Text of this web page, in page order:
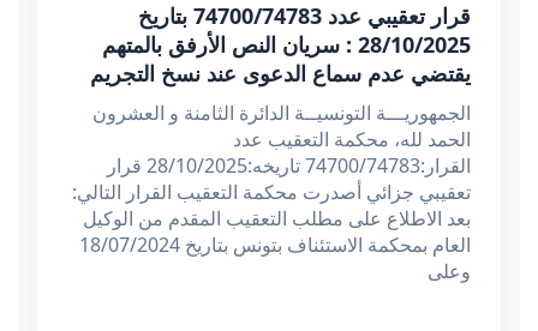
قرار تعقيبي عدد 74700/74783 بتاريخ
28/10/2025 : سريان النص الأرفق بالمتهم
يقتضي عدم سماع الدعوى عند نسخ التجريم
الجمهوريـــة التونسيــة الدائرة الثامنة و العشرون
الحمد لله، محكمة التعقيب عدد
القرار:74700/74783 تاريخه:28/10/2025 قرار
تعقيبي جزائي أصدرت محكمة التعقيب القرار التالي:
بعد الاطلاع على مطلب التعقيب المقدم من الوكيل
العام بمحكمة الاستئناف بتونس بتاريخ 18/07/2024
وعلى